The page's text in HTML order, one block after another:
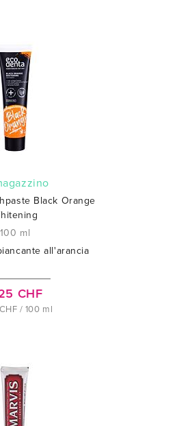
Black Orange
100 ml
all'arancia
CHF
/ 100 ml